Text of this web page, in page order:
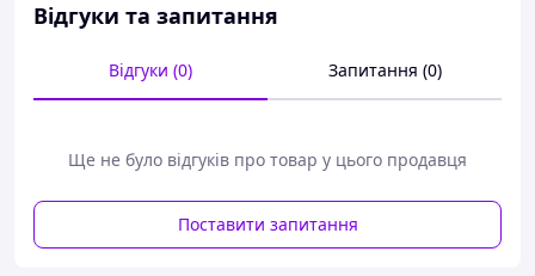
розмір 36 - 23 сантиметра;
розмір 37 - 24 сантиметра;
розмір 38 - 24,5
сантиметра;
розмір 40 - 25,8
сантиметра;
розмір 41 - 26,5
сантиметра;
Відгуки та запитання
Відгуки (0) Запитання (0)
Ще не було відгуків про товар у цього продавця
Поставити запитання